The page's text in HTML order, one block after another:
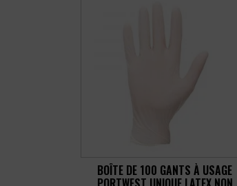
BOÎTE DE 100 GANTS À USAGE